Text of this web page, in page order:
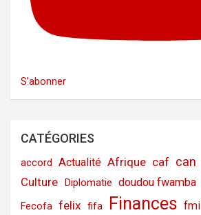
S’abonner
CATÉGORIES
accord Actualité Afrique caf can
Culture Diplomatie doudou fwamba
Fecofa felix fifa Finances fmi